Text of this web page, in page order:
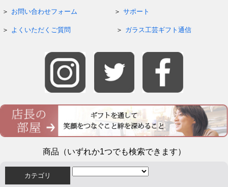
お問い合わせフォーム サポート
よくいただくご質問 ガラス工芸ギフト通信
商品（いずれか1つでも検索できます）
カテゴリ